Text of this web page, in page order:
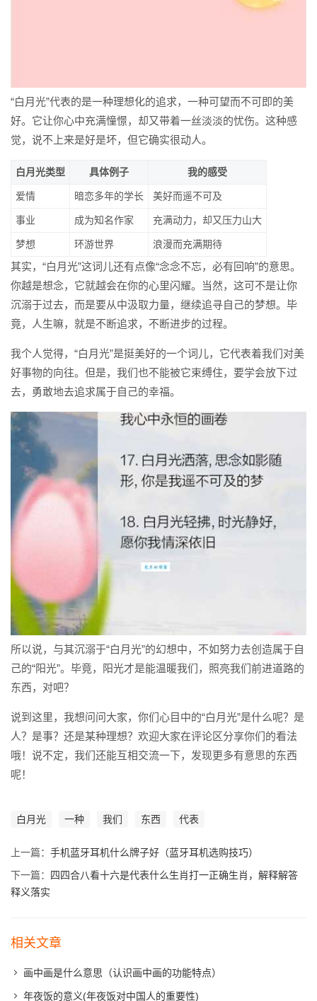
“白月光”代表的是一种理想化的追求，一种可望而不可即的美
好。它让你心中充满憧憬，却又带着一丝淡淡的忧伤。这种感
觉，说不上来是好是坏，但它确实很动人。
白月光类型 具体例子 我的感受
爱情 暗恋多年的学长 美好而遥不可及
事业 成为知名作家 充满动力，却又压力山大
梦想 环游世界 浪漫而充满期待
其实，“白月光”这词儿还有点像“念念不忘，必有回响”的意思。
你越是想念，它就越会在你的心里闪耀。当然，这可不是让你
沉溺于过去，而是要从中汲取力量，继续追寻自己的梦想。毕
竟，人生嘛，就是不断追求，不断进步的过程。
我个人觉得，“白月光”是挺美好的一个词儿，它代表着我们对美
好事物的向往。但是，我们也不能被它束缚住，要学会放下过
去，勇敢地去追求属于自己的幸福。
所以说，与其沉溺于“白月光”的幻想中，不如努力去创造属于自
己的“阳光”。毕竟，阳光才是能温暖我们，照亮我们前进道路的
东西，对吧？
说到这里，我想问问大家，你们心目中的“白月光”是什么呢？是
人？是事？还是某种理想？欢迎大家在评论区分享你们的看法
哦！说不定，我们还能互相交流一下，发现更多有意思的东西
呢！
白月光 一种 我们 东西 代表
上一篇： 手机蓝牙耳机什么牌子好（蓝牙耳机选购技巧）
下一篇：
四四合八看十六是代表什么生肖打一正确生肖，解释解答
释义落实
相关文章
画中画是什么意思（认识画中画的功能特点）
年夜饭的意义(年夜饭对中国人的重要性)